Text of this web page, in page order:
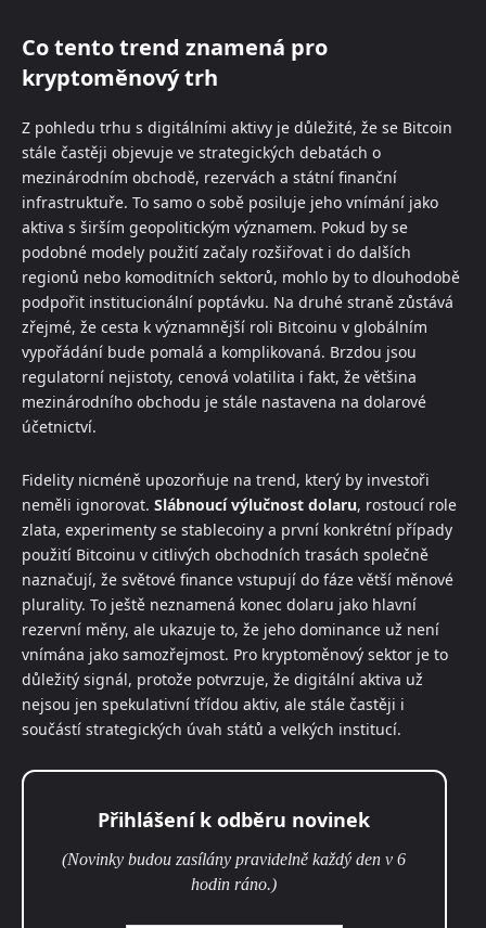
Co tento trend znamená pro
kryptoměnový trh
Z pohledu trhu s digitálními aktivy je důležité, že se Bitcoin
stále častěji objevuje ve strategických debatách o
mezinárodním obchodě, rezervách a státní finanční
infrastruktuře. To samo o sobě posiluje jeho vnímání jako
aktiva s širším geopolitickým významem. Pokud by se
podobné modely použití začaly rozšiřovat i do dalších
regionů nebo komoditních sektorů, mohlo by to dlouhodobě
podpořit institucionální poptávku. Na druhé straně zůstává
zřejmé, že cesta k významnější roli Bitcoinu v globálním
vypořádání bude pomalá a komplikovaná. Brzdou jsou
regulatorní nejistoty, cenová volatilita i fakt, že většina
mezinárodního obchodu je stále nastavena na dolarové
účetnictví.
Fidelity nicméně upozorňuje na trend, který by investoři
neměli ignorovat. Slábnoucí výlučnost dolaru, rostoucí role
zlata, experimenty se stablecoiny a první konkrétní případy
použití Bitcoinu v citlivých obchodních trasách společně
naznačují, že světové finance vstupují do fáze větší měnové
plurality. To ještě neznamená konec dolaru jako hlavní
rezervní měny, ale ukazuje to, že jeho dominance už není
vnímána jako samozřejmost. Pro kryptoměnový sektor je to
důležitý signál, protože potvrzuje, že digitální aktiva už
nejsou jen spekulativní třídou aktiv, ale stále častěji i
součástí strategických úvah států a velkých institucí.
Přihlášení k odběru novinek
(Novinky budou zasílány pravidelně každý den v 6
hodin ráno.)